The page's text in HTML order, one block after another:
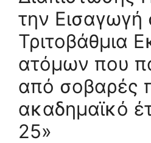
την Εισαγωγή
Τριτοβάθμια
ατόμων που
από σοβαρές
ακαδημαϊκό
25»